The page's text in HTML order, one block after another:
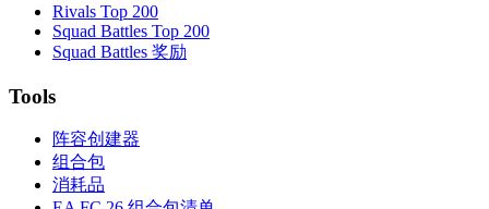
Rivals Top 200
Squad Battles Top 200
Squad Battles 奖励
Tools
阵容创建器
组合包
消耗品